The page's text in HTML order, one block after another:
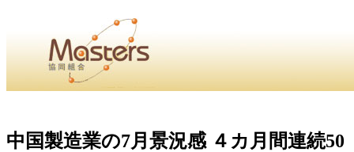
せ・
中国製造業の7月景況感 ４カ月間連続50